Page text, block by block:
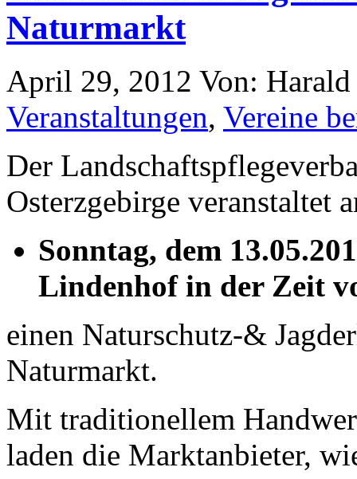
Naturmarkt
April 29, 2012 Von:
Veranstaltungen, Vereine
Der
Osterzgebirge veranstaltet
Sonntag, dem
Lindenhof in der Zeit
einen Naturschutz-&
Naturmarkt.
Mit traditionellem
laden die Marktanbieter,